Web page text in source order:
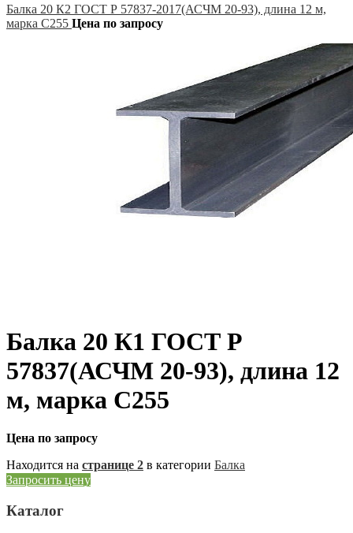
Балка 20 К2 ГОСТ Р 57837-2017(АСЧМ 20-93), длина 12 м,
марка С255 Цена по запросу
Балка 20 К1 ГОСТ Р
57837(АСЧМ 20-93), длина 12
м, марка С255
Цена по запросу
Находится на странице 2 в категории Балка
Запросить цену
Каталог